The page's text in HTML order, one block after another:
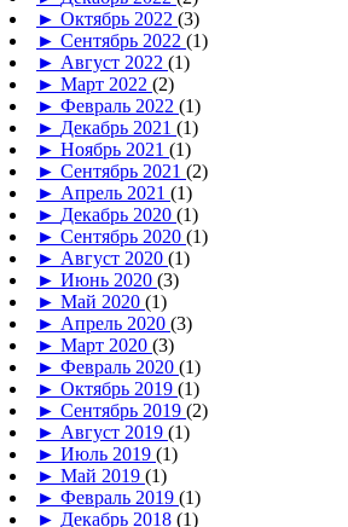
► Октябрь 2022 (3)
► Сентябрь 2022 (1)
► Август 2022 (1)
► Март 2022 (2)
► Февраль 2022 (1)
► Декабрь 2021 (1)
► Ноябрь 2021 (1)
► Сентябрь 2021 (2)
► Апрель 2021 (1)
► Декабрь 2020 (1)
► Сентябрь 2020 (1)
► Август 2020 (1)
► Июнь 2020 (3)
► Май 2020 (1)
► Апрель 2020 (3)
► Март 2020 (3)
► Февраль 2020 (1)
► Октябрь 2019 (1)
► Сентябрь 2019 (2)
► Август 2019 (1)
► Июль 2019 (1)
► Май 2019 (1)
► Февраль 2019 (1)
► Декабрь 2018 (1)